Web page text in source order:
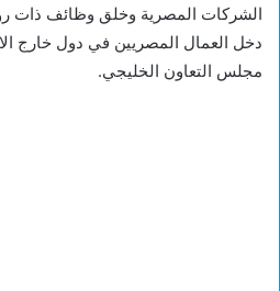
الشركات المصرية وخلق وظائف ذات
دخل العمال المصريين في دول خارج
مجلس التعاون الخليجي.